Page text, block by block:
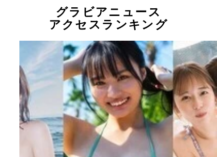
グラビアニュース
アクセスランキング